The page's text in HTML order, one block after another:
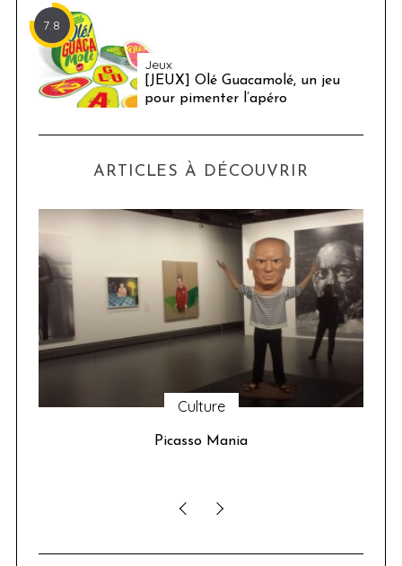
7.8
Jeux
[JEUX] Olé Guacamolé, un jeu
pour pimenter l’apéro
ARTICLES À DÉCOUVRIR
Culture
Picasso Mania